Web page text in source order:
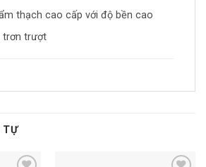
thạch cao cấp với độ bền cao
trơn trượt
TỰ